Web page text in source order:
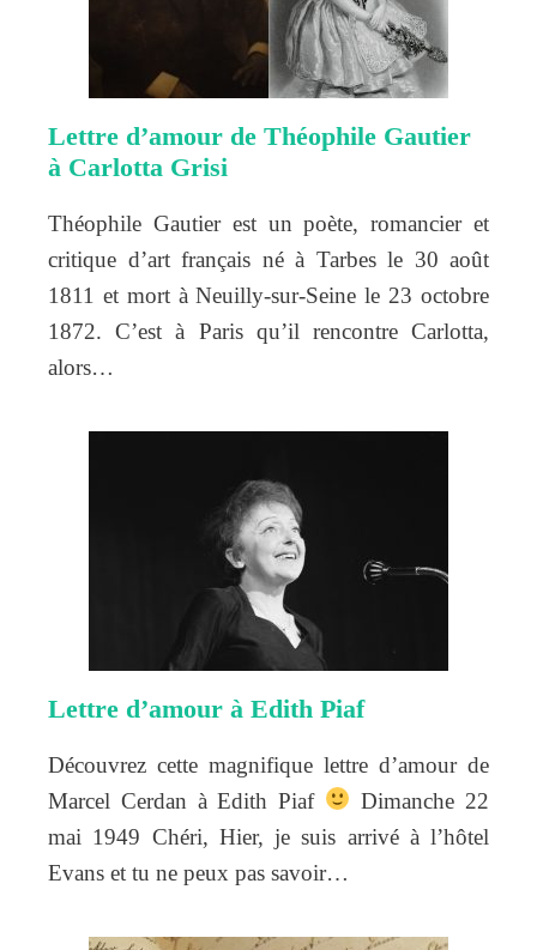
Lettre d’amour de Théophile Gautier
à Carlotta Grisi
Théophile Gautier est un poète, romancier et
critique d’art français né à Tarbes le 30 août
1811 et mort à Neuilly-sur-Seine le 23 octobre
1872. C’est à Paris qu’il rencontre Carlotta,
alors…
Lettre d’amour à Edith Piaf
Découvrez cette magnifique lettre d’amour de
Marcel Cerdan à Edith Piaf
Dimanche 22
mai 1949 Chéri, Hier, je suis arrivé à l’hôtel
Evans et tu ne peux pas savoir…